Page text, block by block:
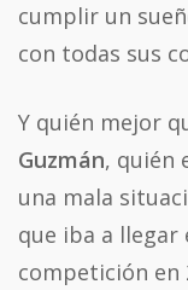
cumplir un
con todas sus
Y quién mejor
Guzmán, quién
una mala
que iba a llegar
competición en